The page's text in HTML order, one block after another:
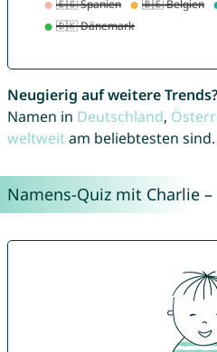
Neugierig auf weitere Trends?
Namen in Deutschland,
weltweitam beliebtesten sind.
Namens-Quiz mit Charlie